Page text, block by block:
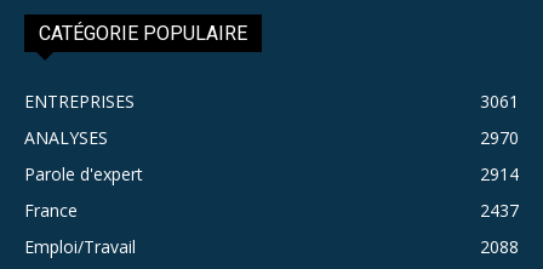
CATÉGORIE POPULAIRE
ENTREPRISES
3061
ANALYSES
2970
Parole d'expert
2914
France
2437
Emploi/Travail
2088